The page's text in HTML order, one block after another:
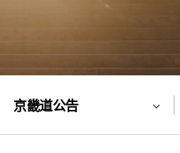
京畿道公告